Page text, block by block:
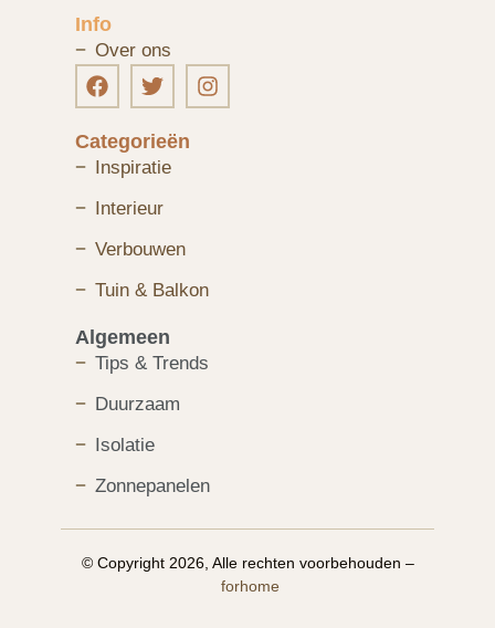
Info
Over ons
Categorieën
Inspiratie
Interieur
Verbouwen
Tuin & Balkon
Algemeen
Tips & Trends
Duurzaam
Isolatie
Zonnepanelen
© Copyright 2026, Alle rechten voorbehouden –
forhome